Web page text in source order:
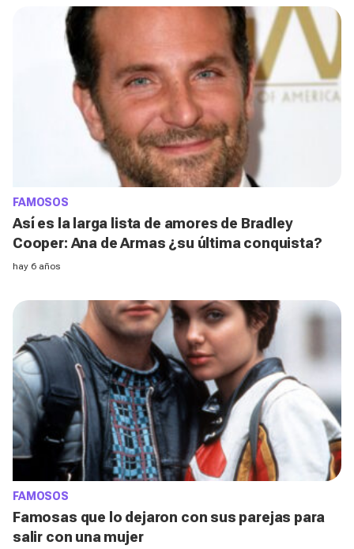
FAMOSOS
Así es la larga lista de amores de Bradley
Cooper: Ana de Armas ¿su última conquista?
hay 6 años
FAMOSOS
Famosas que lo dejaron con sus parejas para
salir con una mujer